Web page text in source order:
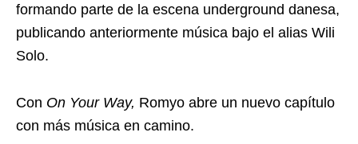
formando parte de la escena underground danesa,
publicando anteriormente música bajo el alias Wili
Solo.
Con On Your Way, Romyo abre un nuevo capítulo
con más música en camino.